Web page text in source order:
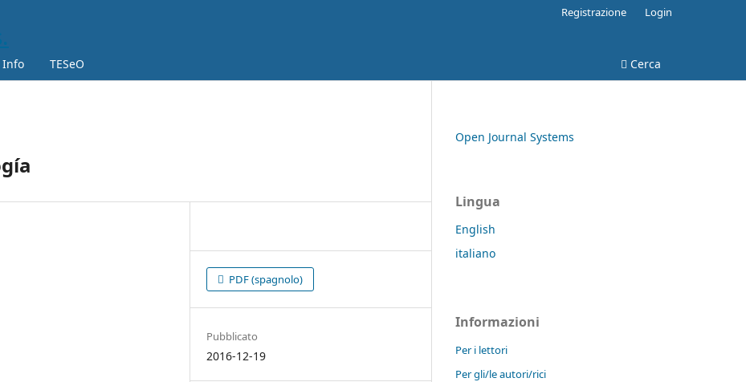
Info TESeO Cerca
Registrazione Login
PDF (spagnolo)
Pubblicato
2016-12-19
Open Journal Systems
Lingua
English
italiano
Informazioni
Per i lettori
Per gli/le autori/rici